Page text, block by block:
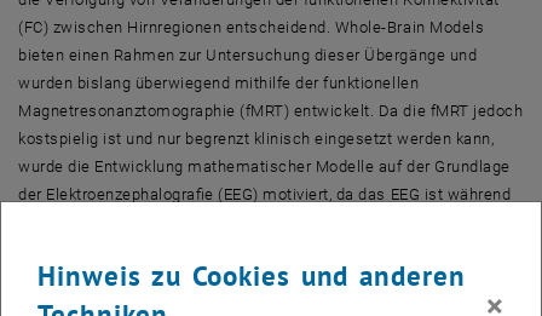
(FC) zwischen Hirnregionen entscheidend. Whole-Brain Models
bieten einen Rahmen zur Untersuchung dieser Übergänge und
wurden bislang überwiegend mithilfe der funktionellen
Magnetresonanztomographie (fMRT) entwickelt. Da die fMRT jedoch
kostspielig ist und nur begrenzt klinisch eingesetzt werden kann,
wurde die Entwicklung mathematischer Modelle auf der Grundlage
der Elektroenzephalografie (EEG) motiviert, da das EEG ist während
Unser Ziel ist es, ein etabliertes fMRT-basiertes FC-Modell in einen
EEG-basierten Rahmen zu übertragen und dabei die zugrunde
Hinweis zu Cookies und anderen
×